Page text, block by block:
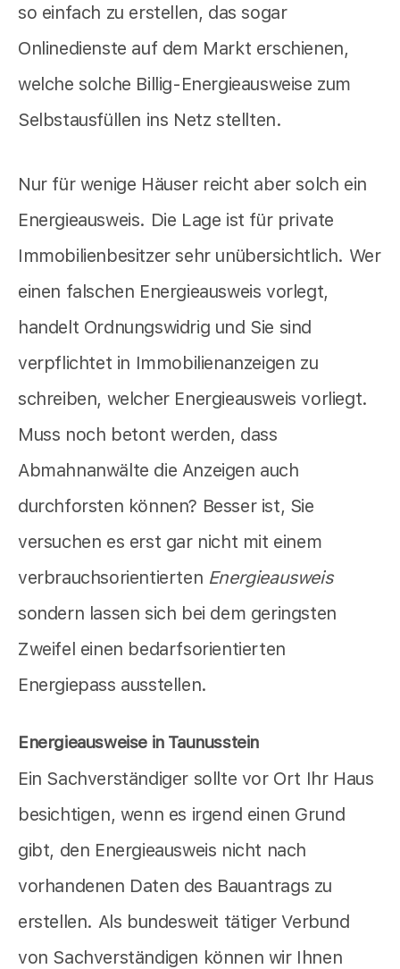
so einfach zu erstellen, das sogar
Onlinedienste auf dem Markt erschienen,
welche solche Billig-Energieausweise zum
Selbstausfüllen ins Netz stellten.
Nur für wenige Häuser reicht aber solch ein
Energieausweis. Die Lage ist für private
Immobilienbesitzer sehr unübersichtlich. Wer
einen falschen Energieausweis vorlegt,
handelt Ordnungswidrig und Sie sind
verpflichtet in Immobilienanzeigen zu
schreiben, welcher Energieausweis vorliegt.
Muss noch betont werden, dass
Abmahnanwälte die Anzeigen auch
durchforsten können? Besser ist, Sie
versuchen es erst gar nicht mit einem
verbrauchsorientierten Energieausweis
sondern lassen sich bei dem geringsten
Zweifel einen bedarfsorientierten
Energiepass ausstellen.
Energieausweise in Taunusstein
Ein Sachverständiger sollte vor Ort Ihr Haus
besichtigen, wenn es irgend einen Grund
gibt, den Energieausweis nicht nach
vorhandenen Daten des Bauantrags zu
erstellen. Als bundesweit tätiger Verbund
von Sachverständigen können wir Ihnen